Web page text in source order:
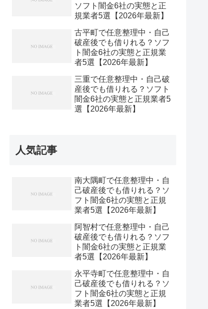
ソフト闇金6社の実態と正
規業者5選【2026年最新】
古平町で任意整理中・自己
破産後でも借りれる？ソフ
ト闇金6社の実態と正規業
者5選【2026年最新】
三重で任意整理中・自己破
産後でも借りれる？ソフト
闇金6社の実態と正規業者5
選【2026年最新】
人気記事
南大隅町で任意整理中・自
己破産後でも借りれる？ソ
フト闇金6社の実態と正規
業者5選【2026年最新】
阿智村で任意整理中・自己
破産後でも借りれる？ソフ
ト闇金6社の実態と正規業
者5選【2026年最新】
永平寺町で任意整理中・自
己破産後でも借りれる？ソ
フト闇金6社の実態と正規
業者5選【2026年最新】